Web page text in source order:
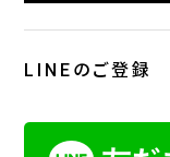
LINEのご登録